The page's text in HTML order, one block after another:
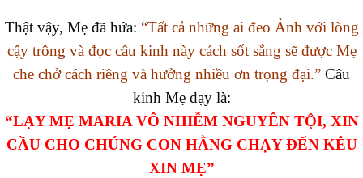
Thật vậy, Mẹ đã hứa: “Tất cả những ai đeo Ảnh với lòng
cậy trông và đọc câu kinh này cách sốt sắng sẽ được Mẹ
che chở cách riêng và hưởng nhiều ơn trọng đại.” Câu
kinh Mẹ dạy là:
“LẠY MẸ MARIA VÔ NHIỄM NGUYÊN TỘI, XIN
CẦU CHO CHÚNG CON HẰNG CHẠY ĐẾN KÊU
XIN MẸ”